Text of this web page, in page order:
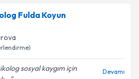
Talebini Gönder
için randevu takvimi talebi
randevu almanız için bir
e-posta ile bilgilendireceğiz.
Fulda Koyun
sosyal kaygım için
Devamı